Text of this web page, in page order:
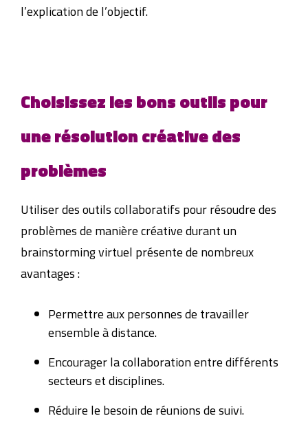
l’explication de l’objectif.
Choisissez les bons outils pour
une résolution créative des
problèmes
Utiliser des outils collaboratifs pour résoudre des
problèmes de manière créative durant un
brainstorming virtuel présente de nombreux
avantages :
Permettre aux personnes de travailler
ensemble à distance.
Encourager la collaboration entre différents
secteurs et disciplines.
Réduire le besoin de réunions de suivi.